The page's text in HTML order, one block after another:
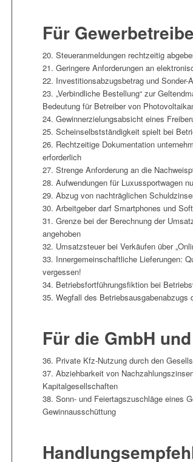
Für
20. Steueranmeldungen rechtzeitig
21. Geringere Anforderungen an
22. Investitionsabzugsbetrag und
23. „Verbindliche Bestellung“ zur
Bedeutung für Betreiber von
24. Gewinnerzielungsabsicht eines
25. Scheinselbstständigkeit spielt bei
26. Rechtzeitige Dokumentation
erforderlich
27. Strenge Anforderung an die
28. Aufwendungen für Luxussportwagen
29. Abzug von nachträglichen
30. Arbeitgeber darf Smartphones und
31. Grenze bei der Berechnung der
angehoben
32. Umsatzsteuer bei Verkäufen über
33. Innergemeinschaftliche Lieferungen:
vergessen!
34. Betriebsfortführungsfiktion bei
35. Wegfall des Betriebsausgabenabzugs
Für die GmbH
36. Private Kfz-Nutzung durch den
37. Abziehbarkeit von
Kapitalgesellschaften
38. Sonn- und Feiertagszuschläge eines
Gewinnausschüttung